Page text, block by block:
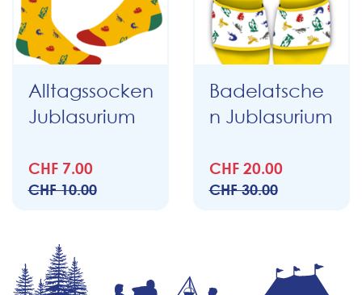
Alltagssocken
Jublasurium
CHF 7.00
CHF 10.00
Badelatsche
n Jublasurium
CHF 20.00
CHF 30.00